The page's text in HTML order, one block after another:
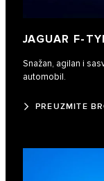
JAGUAR
Snažan, agilan i
automobil.
PREUZMITE